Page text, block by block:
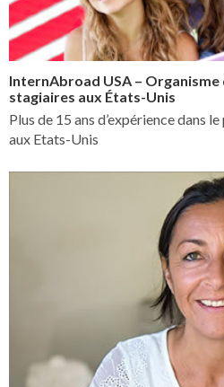
InternAbroad USA –
stagiaires aux États-Unis
Plus de 15 ans d’expérience dans
aux Etats-Unis